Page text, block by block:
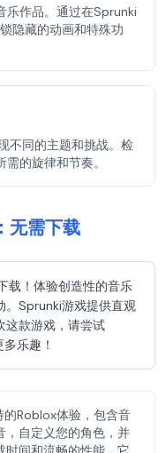
乐作品。通过在Sprunki
隐藏的动画和特殊功
不同的主题和挑战。检
的旋律和节奏。
无需下载
载！体验创造性的音乐
。Sprunki游戏提供直观
这款游戏，请尝试
乐趣！
的Roblox体验，包含音
，自定义您的角色，并